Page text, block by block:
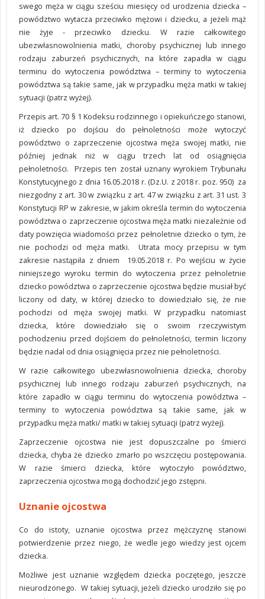
swego męża w ciągu sześciu miesięcy od urodzenia dziecka –
powództwo wytacza przeciwko mężowi i dziecku, a jeżeli mąż
nie żyje - przeciwko dziecku. W razie całkowitego
ubezwłasnowolnienia matki, choroby psychicznej lub innego
rodzaju zaburzeń psychicznych, na które zapadła w ciągu
terminu do wytoczenia powództwa – terminy to wytoczenia
powództwa są takie same, jak w przypadku męża matki w takiej
sytuacji (patrz wyżej).
Przepis art. 70 § 1 Kodeksu rodzinnego i opiekuńczego stanowi,
iż dziecko po dojściu do pełnoletności może wytoczyć
powództwo o zaprzeczenie ojcostwa męża swojej matki, nie
później jednak niż w ciągu trzech lat od osiągnięcia
pełnoletności. Przepis ten został uznany wyrokiem Trybunału
Konstytucyjnego z dnia 16.05.2018 r. (Dz.U. z 2018 r. poz. 950) za
niezgodny z art. 30 w związku z art. 47 w związku z art. 31 ust. 3
Konstytucji RP w zakresie, w jakim określa termin do wytoczenia
powództwa o zaprzeczenie ojcostwa męża matki niezależnie od
daty powzięcia wiadomości przez pełnoletnie dziecko o tym, że
nie pochodzi od męża matki. Utrata mocy przepisu w tym
zakresie nastąpiła z dniem 19.05.2018 r. Po wejściu w życie
niniejszego wyroku termin do wytoczenia przez pełnoletnie
dziecko powództwa o zaprzeczenie ojcostwa będzie musiał być
liczony od daty, w której dziecko to dowiedziało się, że nie
pochodzi od męża swojej matki. W przypadku natomiast
dziecka, które dowiedziało się o swoim rzeczywistym
pochodzeniu przed dojściem do pełnoletności, termin liczony
będzie nadal od dnia osiągnięcia przez nie pełnoletności.
W razie całkowitego ubezwłasnowolnienia dziecka, choroby
psychicznej lub innego rodzaju zaburzeń psychicznych, na
które zapadło w ciągu terminu do wytoczenia powództwa –
terminy to wytoczenia powództwa są takie same, jak w
przypadku męża matki/ matki w takiej sytuacji (patrz wyżej).
Zaprzeczenie ojcostwa nie jest dopuszczalne po śmierci
dziecka, chyba że dziecko zmarło po wszczęciu postępowania.
W razie śmierci dziecka, które wytoczyło powództwo,
zaprzeczenia ojcostwa mogą dochodzić jego zstępni.
Uznanie ojcostwa
Co do istoty, uznanie ojcostwa przez mężczyznę stanowi
potwierdzenie przez niego, że wedle jego wiedzy jest ojcem
dziecka.
Możliwe jest uznanie względem dziecka poczętego, jeszcze
nieurodzonego. W takiej sytuacji, jeżeli dziecko urodziło się po